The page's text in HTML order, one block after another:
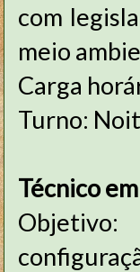
com
meio
Carga
Turno:
Técnico